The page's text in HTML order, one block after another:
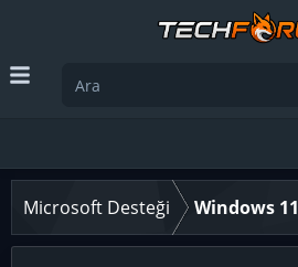
Microsoft Desteği Windows